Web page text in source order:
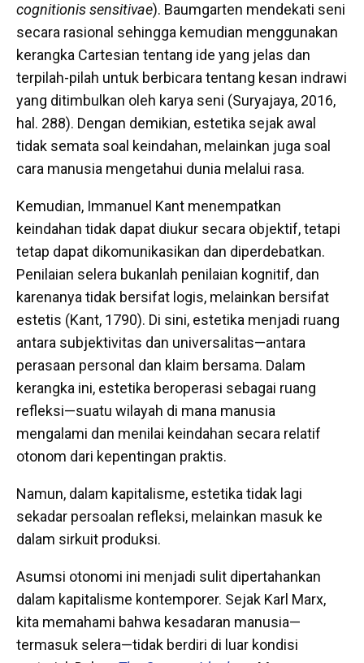
cognitionis sensitivae). Baumgarten mendekati seni
secara rasional sehingga kemudian menggunakan
kerangka Cartesian tentang ide yang jelas dan
terpilah-pilah untuk berbicara tentang kesan indrawi
yang ditimbulkan oleh karya seni (Suryajaya, 2016,
hal. 288). Dengan demikian, estetika sejak awal
tidak semata soal keindahan, melainkan juga soal
cara manusia mengetahui dunia melalui rasa.
Kemudian, Immanuel Kant menempatkan
keindahan tidak dapat diukur secara objektif, tetapi
tetap dapat dikomunikasikan dan diperdebatkan.
Penilaian selera bukanlah penilaian kognitif, dan
karenanya tidak bersifat logis, melainkan bersifat
estetis (Kant, 1790). Di sini, estetika menjadi ruang
antara subjektivitas dan universalitas—antara
perasaan personal dan klaim bersama. Dalam
kerangka ini, estetika beroperasi sebagai ruang
refleksi—suatu wilayah di mana manusia
mengalami dan menilai keindahan secara relatif
otonom dari kepentingan praktis.
Namun, dalam kapitalisme, estetika tidak lagi
sekadar persoalan refleksi, melainkan masuk ke
dalam sirkuit produksi.
Asumsi otonomi ini menjadi sulit dipertahankan
dalam kapitalisme kontemporer. Sejak Karl Marx,
kita memahami bahwa kesadaran manusia—
termasuk selera—tidak berdiri di luar kondisi